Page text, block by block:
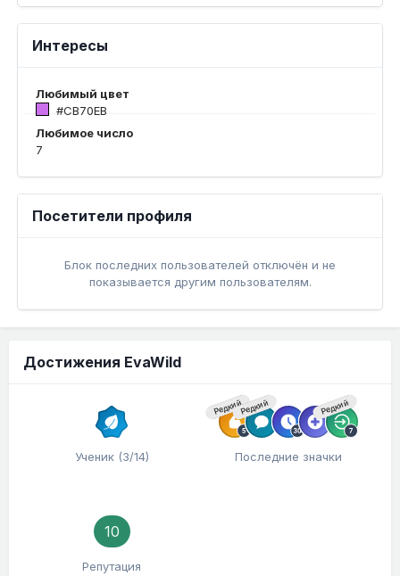
Интересы
Любимый цвет
#CB70EB
Любимое число
7
Посетители профиля
Блок последних пользователей отключён и не
показывается другим пользователям.
Достижения EvaWild
Ученик (3/14)
РедкийРедкий Редкий
Последние значки
10
Репутация